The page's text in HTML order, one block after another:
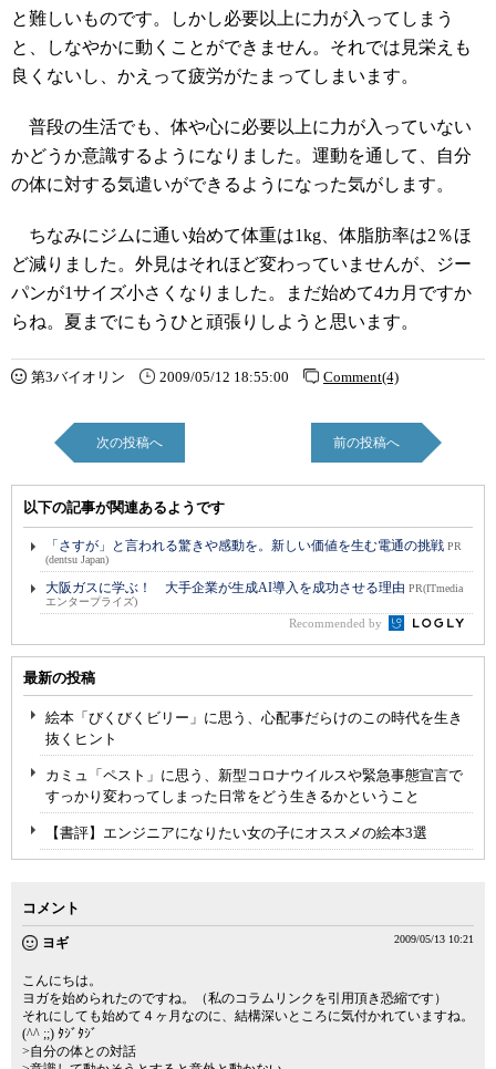
と難しいものです。しかし必要以上に力が入ってしまう
と、しなやかに動くことができません。それでは見栄えも
良くないし、かえって疲労がたまってしまいます。
普段の生活でも、体や心に必要以上に力が入っていない
かどうか意識するようになりました。運動を通して、自分
の体に対する気遣いができるようになった気がします。
ちなみにジムに通い始めて体重は1kg、体脂肪率は2％ほ
ど減りました。外見はそれほど変わっていませんが、ジー
パンが1サイズ小さくなりました。まだ始めて4カ月ですか
らね。夏までにもうひと頑張りしようと思います。
第3バイオリン 2009/05/12 18:55:00 Comment(4)
次の投稿へ 前の投稿へ
以下の記事が関連あるようです
「さすが」と言われる驚きや感動を。新しい価値を生む電通の挑戦 PR
(dentsu Japan)
大阪ガスに学ぶ！ 大手企業が生成AI導入を成功させる理由 PR(ITmedia
エンタープライズ)
Recommended by
最新の投稿
絵本「びくびくビリー」に思う、心配事だらけのこの時代を生き
抜くヒント
カミュ「ペスト」に思う、新型コロナウイルスや緊急事態宣言で
すっかり変わってしまった日常をどう生きるかということ
【書評】エンジニアになりたい女の子にオススメの絵本3選
コメント
ヨギ 2009/05/13 10:21
こんにちは。
ヨガを始められたのですね。（私のコラムリンクを引用頂き恐縮です）
それにしても始めて４ヶ月なのに、結構深いところに気付かれていますね。
(^^ ;;) ﾀｼﾞﾀｼﾞ
>自分の体との対話